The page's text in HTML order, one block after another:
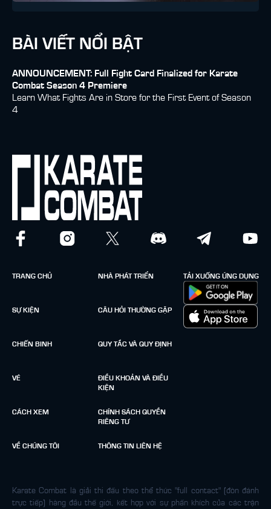
BÀI VIẾT NỔI BẬT
ANNOUNCEMENT: Full Fight Card Finalized for Karate
Combat Season 4 Premiere
Learn What Fights Are in Store for the First Event of Season
4
TRANG CHỦ
SỰ KIỆN
CHIẾN BINH
VÉ
CÁCH XEM
VỀ CHÚNG TÔI
NHÀ PHÁT TRIỂN
CÂU HỎI THƯỜNG GẶP
QUY TẮC VÀ QUY ĐỊNH
ĐIỀU KHOẢN VÀ ĐIỀU
KIỆN
CHÍNH SÁCH QUYỀN
RIÊNG TƯ
THÔNG TIN LIÊN HỆ
TẢI XUỐNG ỨNG DỤNG
Karate Combat là giải thi đấu theo thể thức "full contact" (đòn đánh
trực tiếp) hàng đầu thế giới, kết hợp với sự phấn khích của các trận